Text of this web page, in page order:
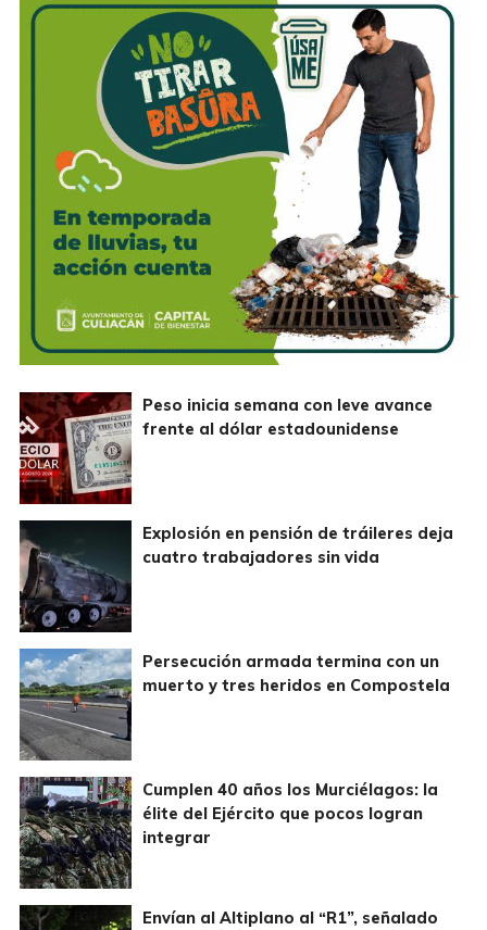
Peso inicia semana con leve avance
frente al dólar estadounidense
Explosión en pensión de tráileres deja
cuatro trabajadores sin vida
Persecución armada termina con un
muerto y tres heridos en Compostela
Cumplen 40 años los Murciélagos: la
élite del Ejército que pocos logran
integrar
Envían al Altiplano al “R1”, señalado